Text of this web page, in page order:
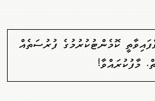
ދުވަސް ވެފައިވާތީ ކޮމެންޓުކުރުމުގެ ފުރުސަތެއް
މާފުކުރައްވާ!